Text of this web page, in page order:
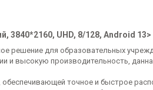
3840*2160, UHD, 8/128, Android 13>
решение для образовательных
и высокую производительность,
точное и быстрое